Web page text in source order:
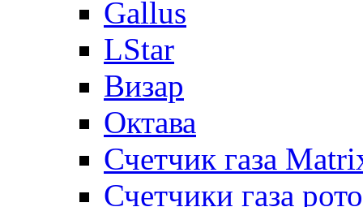
Gallus
LStar
Визар
Октава
Счетчик газа
Счетчики газа